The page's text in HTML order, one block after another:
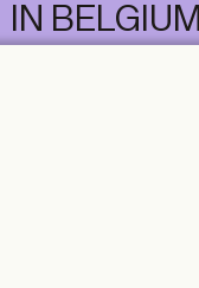
IN BELGIUM